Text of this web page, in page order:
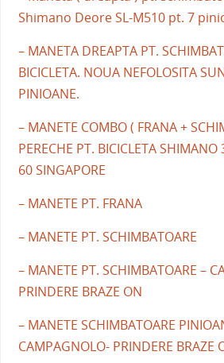
Shimano Deore SL-M510 pt. 7
– MANETA DREAPTA PT.
BICICLETA. NOUA NEFOLOSITA
PINIOANE.
– MANETE COMBO ( FRANA +
PERECHE PT. BICICLETA SHIMANO
60 SINGAPORE
– MANETE PT. FRANA
– MANETE PT. SCHIMBATOARE
– MANETE PT. SCHIMBATOARE –
PRINDERE BRAZE ON
– MANETE SCHIMBATOARE
CAMPAGNOLO- PRINDERE BRAZE